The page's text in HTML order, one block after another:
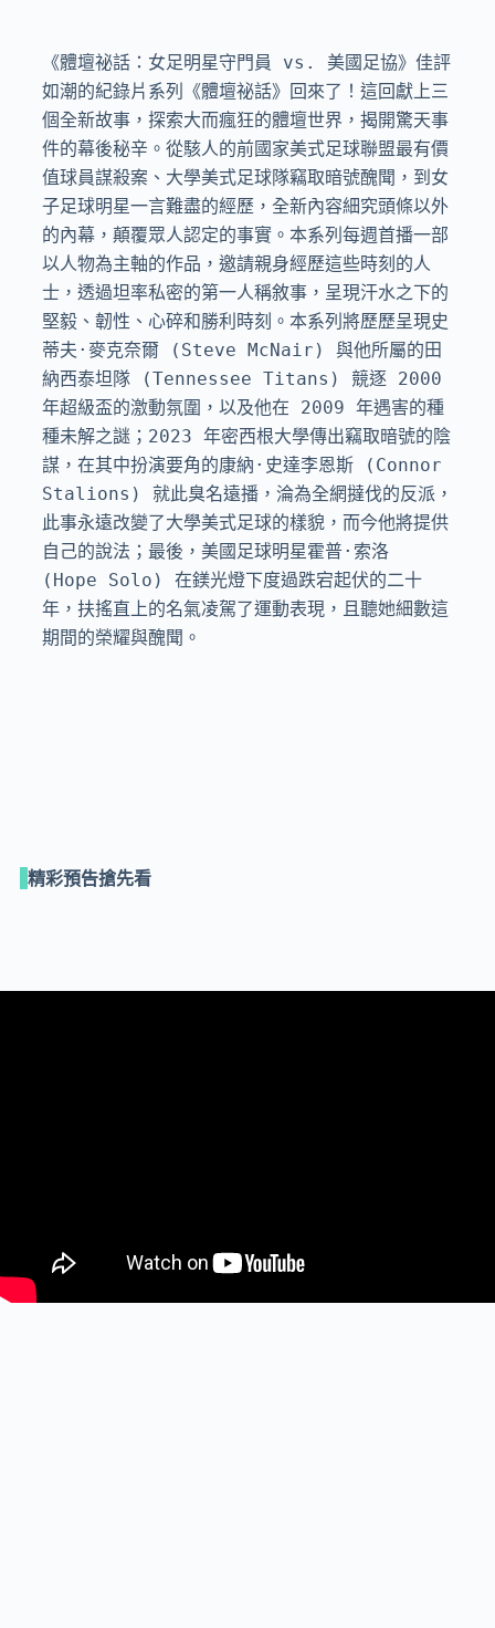
《體壇祕話：女足明星守門員 vs. 美國足協》佳評
如潮的紀錄片系列《體壇祕話》回來了！這回獻上三
個全新故事，探索大而瘋狂的體壇世界，揭開驚天事
件的幕後秘辛。從駭人的前國家美式足球聯盟最有價
值球員謀殺案、大學美式足球隊竊取暗號醜聞，到女
子足球明星一言難盡的經歷，全新內容細究頭條以外
的內幕，顛覆眾人認定的事實。本系列每週首播一部
以人物為主軸的作品，邀請親身經歷這些時刻的人
士，透過坦率私密的第一人稱敘事，呈現汗水之下的
堅毅、韌性、心碎和勝利時刻。本系列將歷歷呈現史
蒂夫·麥克奈爾 (Steve McNair) 與他所屬的田
納西泰坦隊 (Tennessee Titans) 競逐 2000
年超級盃的激動氛圍，以及他在 2009 年遇害的種
種未解之謎；2023 年密西根大學傳出竊取暗號的陰
謀，在其中扮演要角的康納·史達李恩斯 (Connor
Stalions) 就此臭名遠播，淪為全網撻伐的反派，
此事永遠改變了大學美式足球的樣貌，而今他將提供
自己的說法；最後，美國足球明星霍普·索洛
(Hope Solo) 在鎂光燈下度過跌宕起伏的二十
年，扶搖直上的名氣凌駕了運動表現，且聽她細數這
期間的榮耀與醜聞。
精彩預告搶先看